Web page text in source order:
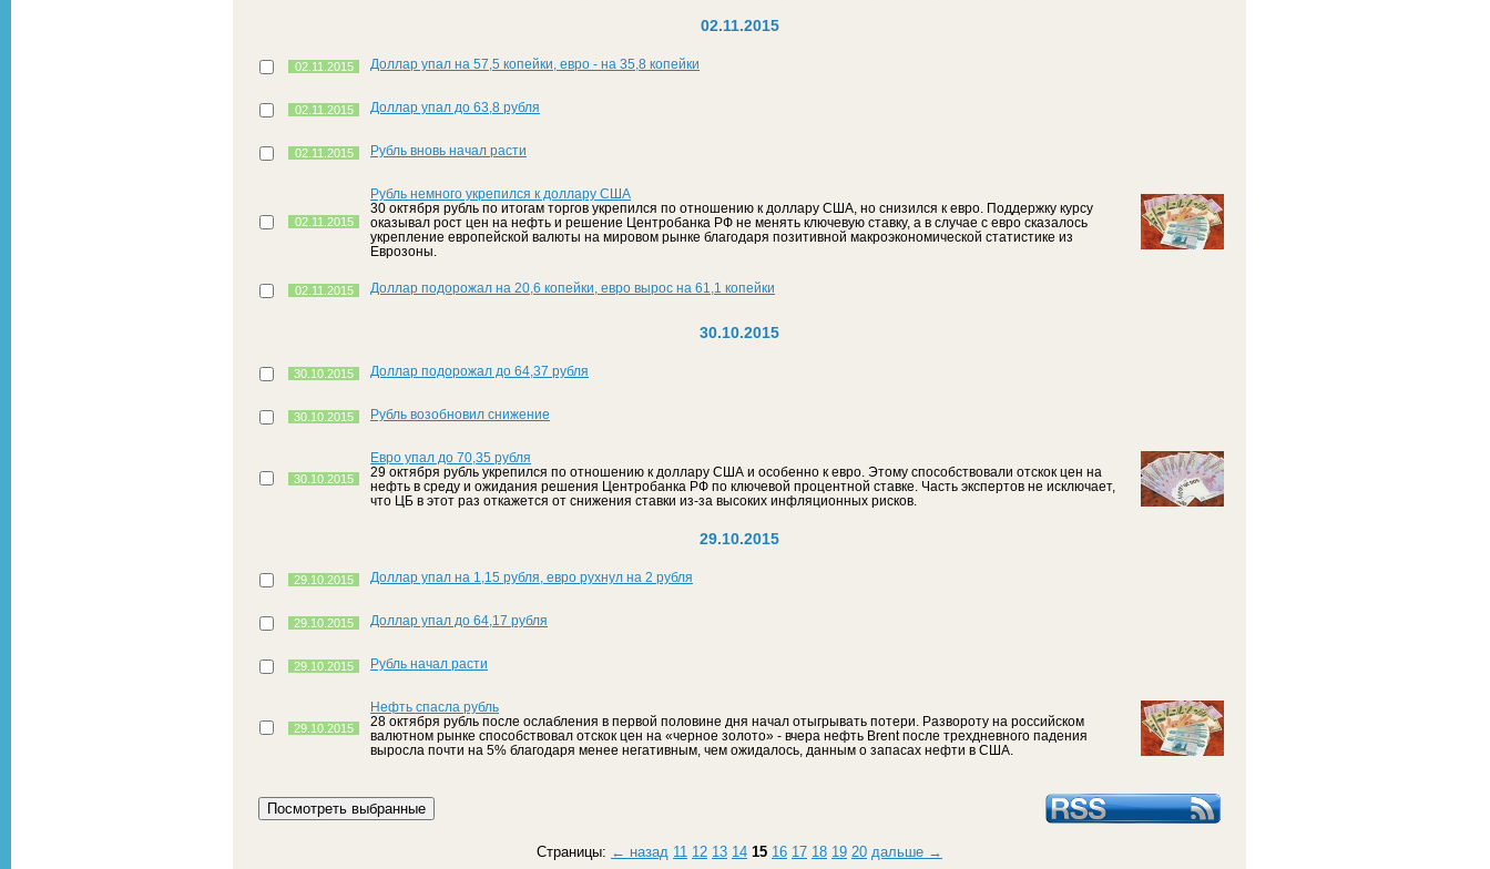
02.11.2015
02.11.2015 Доллар упал на 57,5 копейки, евро - на 35,8 копейки
02.11.2015 Доллар упал до 63,8 рубля
02.11.2015 Рубль вновь начал расти
02.11.2015
Рубль немного укрепился к доллару США
30 октября рубль по итогам торгов укрепился по отношению к доллару США, но снизился к евро. Поддержку курсу
оказывал рост цен на нефть и решение Центробанка РФ не менять ключевую ставку, а в случае с евро сказалось
укрепление европейской валюты на мировом рынке благодаря позитивной макроэкономической статистике из
Еврозоны.
02.11.2015 Доллар подорожал на 20,6 копейки, евро вырос на 61,1 копейки
30.10.2015
30.10.2015 Доллар подорожал до 64,37 рубля
30.10.2015 Рубль возобновил снижение
30.10.2015
Евро упал до 70,35 рубля
29 октября рубль укрепился по отношению к доллару США и особенно к евро. Этому способствовали отскок цен на
нефть в среду и ожидания решения Центробанка РФ по ключевой процентной ставке. Часть экспертов не исключает,
что ЦБ в этот раз откажется от снижения ставки из-за высоких инфляционных рисков.
29.10.2015
29.10.2015 Доллар упал на 1,15 рубля, евро рухнул на 2 рубля
29.10.2015 Доллар упал до 64,17 рубля
29.10.2015 Рубль начал расти
29.10.2015
Нефть спасла рубль
28 октября рубль после ослабления в первой половине дня начал отыгрывать потери. Развороту на российском
валютном рынке способствовал отскок цен на «черное золото» - вчера нефть Brent после трехдневного падения
выросла почти на 5% благодаря менее негативным, чем ожидалось, данным о запасах нефти в США.
Страницы: ← назад 11 12 13 14 15 16 17 18 19 20 дальше →